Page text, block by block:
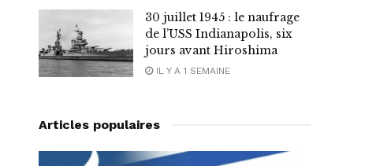
30 juillet 1945 : le naufrage
de l’USS Indianapolis, six
jours avant Hiroshima
IL Y A 1 SEMAINE
Articles populaires